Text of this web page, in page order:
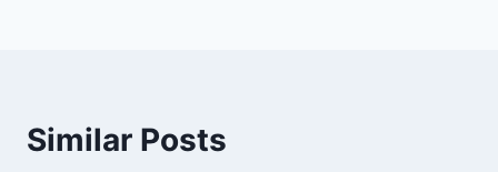
Similar Posts